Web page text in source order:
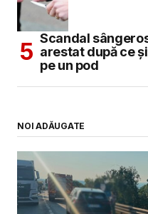
Scandal
arestat după ce
pe un pod
NOI ADĂUGATE